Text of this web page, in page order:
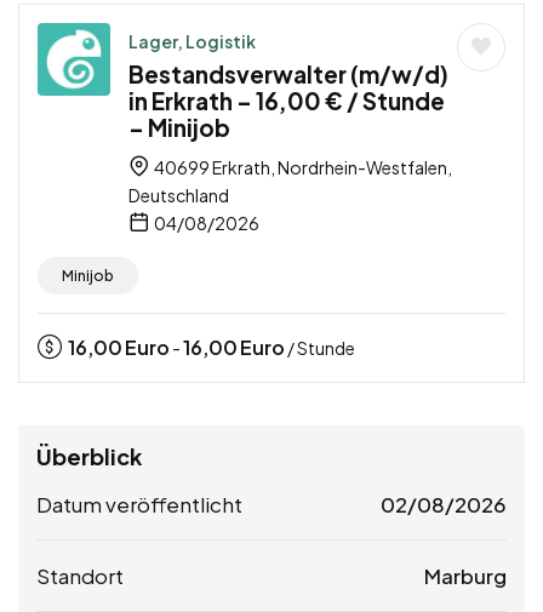
Lager, Logistik
Bestandsverwalter (m/w/d)
in Erkrath – 16,00 € / Stunde
– Minijob
40699 Erkrath, Nordrhein-Westfalen,
Deutschland
04/08/2026
Minijob
16,00Euro -16,00Euro / Stunde
Überblick
Datum veröffentlicht 02/08/2026
Standort Marburg